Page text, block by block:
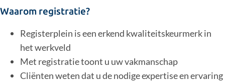
Waarom registratie?
Registerplein is een erkend kwaliteitskeurmerk in
het werkveld
Met registratie toont u uw vakmanschap
Cliënten weten dat u de nodige expertise en ervaring